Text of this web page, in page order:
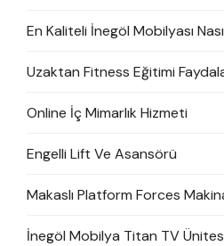
En Kaliteli İnegöl Mobilyası
Uzaktan Fitness Eğitimi
Online İç Mimarlık Hizmeti
Engelli Lift Ve Asansörü
Makaslı Platform Forces
İnegöl Mobilya Titan TV